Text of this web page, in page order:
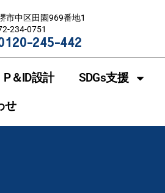
市中区田園969番地1
234-0751
245-442
P＆ID設計 SDGs支援
せ